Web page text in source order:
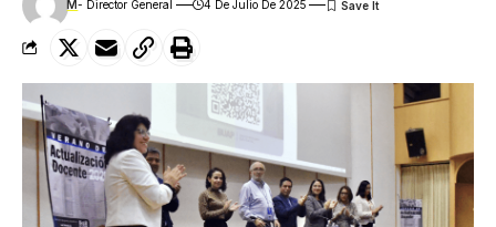
M- Director General 4 De Julio De 2025